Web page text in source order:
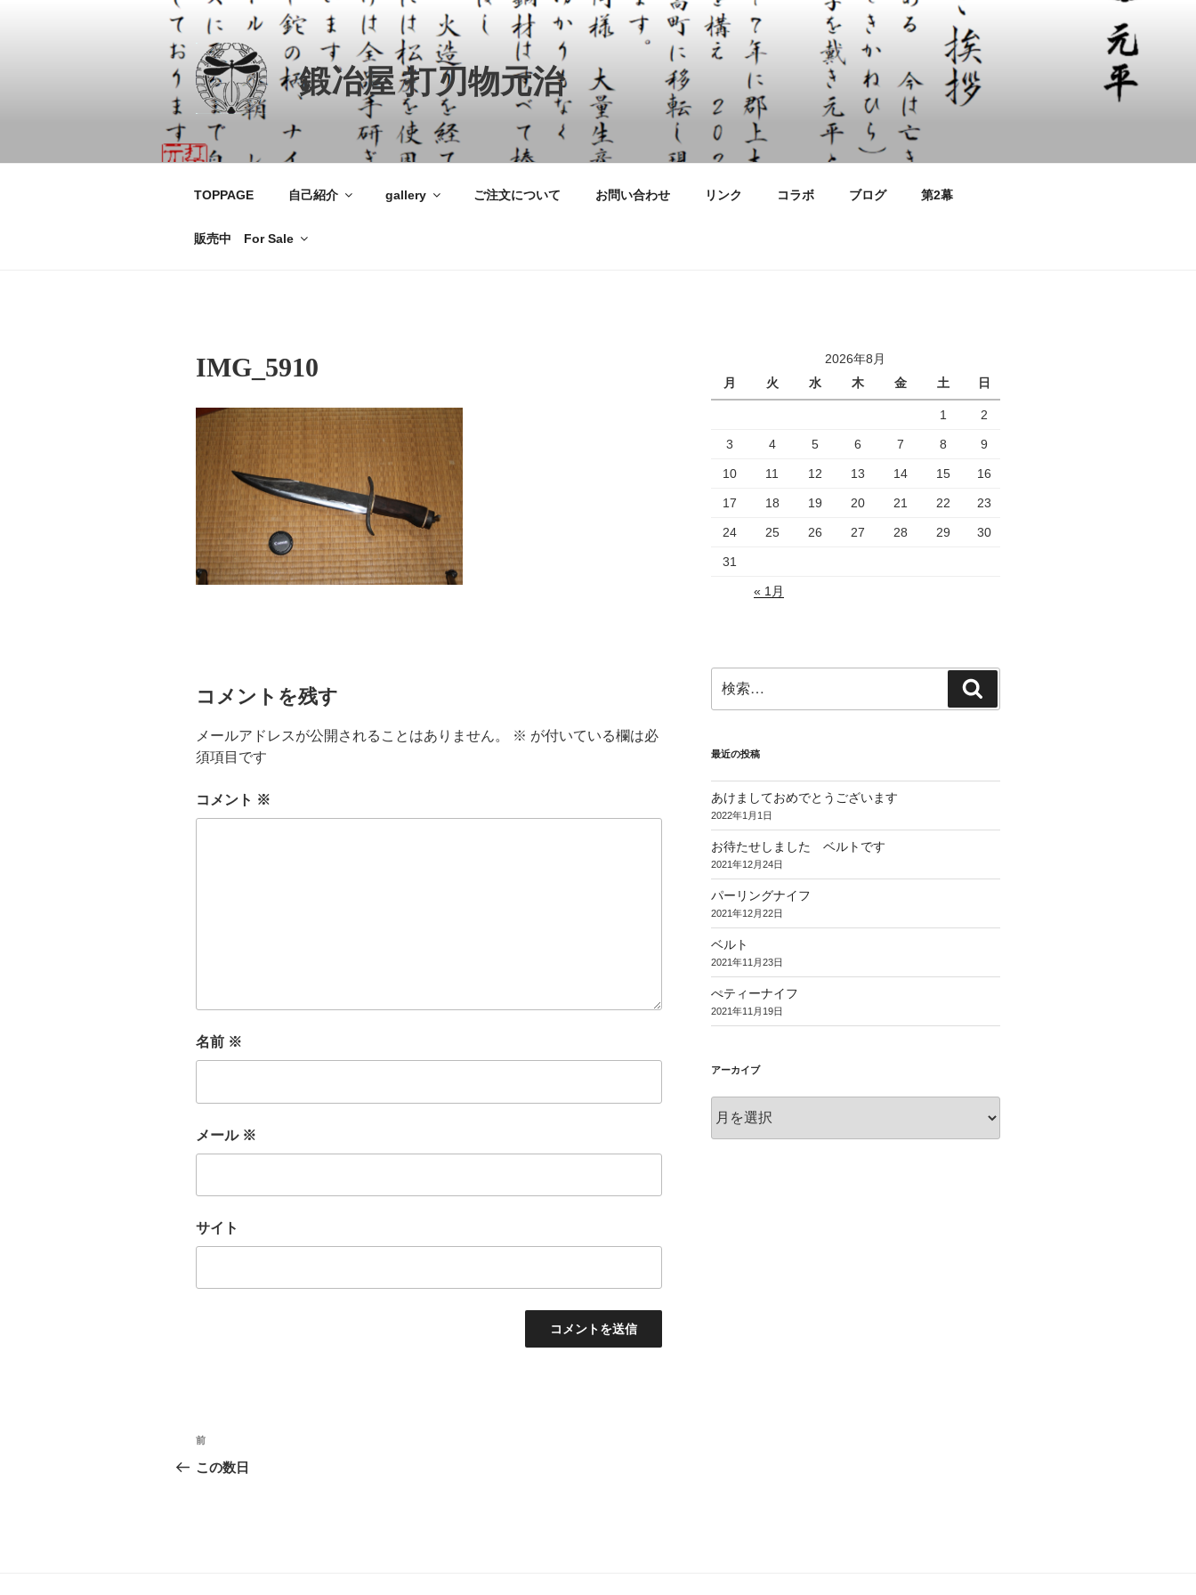
鍛冶屋 打刃物元治
TOPPAGE 自己紹介 gallery ご注文について お問い合わせ リンク コラボ ブログ 第2幕
販売中 For Sale
IMG_5910
コメントを残す
メールアドレスが公開されることはありません。 ※ が付いている欄は必
須項目です
コメント ※
名前 ※
メール ※
サイト
投
稿
前
の
前
この数日
2026年8月
月
火 水 木 金 土 日
1 2
3 4 5 6 7 8 9
10 11 12 13 14 15 16
17 18 19 20 21 22 23
24 25 26 27 28 29 30
31
« 1月
索:
索
最近の投稿
あけましておめでとうございます
2022年1月1日
お待たせしました ベルトです
2021年12月24日
パーリングナイフ
2021年12月22日
ベルト
2021年11月23日
ぺティーナイフ
2021年11月19日
アーカイブ
ー